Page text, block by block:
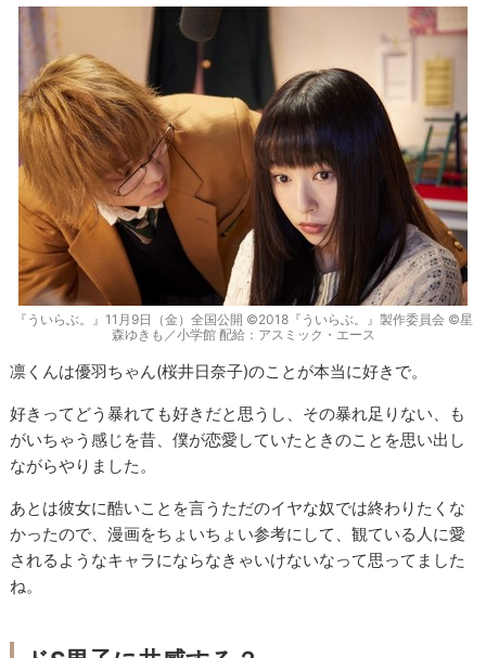
『ういらぶ。』11月9日（金）全国公開 ©2018『ういらぶ。』製作委員会 ©星
森ゆきも／小学館 配給：アスミック・エース
凛くんは優羽ちゃん(桜井日奈子)のことが本当に好きで。
好きってどう暴れても好きだと思うし、その暴れ足りない、も
がいちゃう感じを昔、僕が恋愛していたときのことを思い出し
ながらやりました。
あとは彼女に酷いことを言うただのイヤな奴では終わりたくな
かったので、漫画をちょいちょい参考にして、観ている人に愛
されるようなキャラにならなきゃいけないなって思ってました
ね。